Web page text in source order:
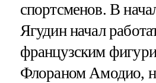
спортсменов. В
Ягудин начал
французским
Флораном Амодио,